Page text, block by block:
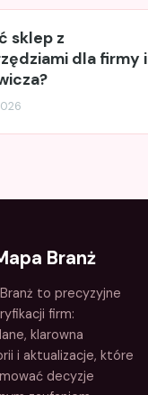
sklep z
dla firmy i
Branż
to precyzyjne
firm:
klarowna
i aktualizacje, które
decyzje